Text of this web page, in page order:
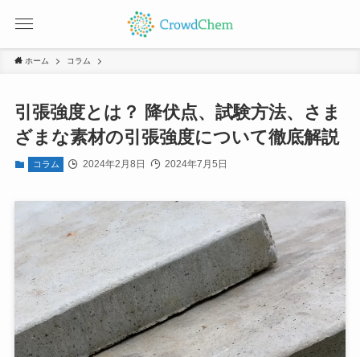
ホーム コラム
引張強度とは？ 降伏点、試験方法、さま
ざまな素材の引張強度について徹底解説
コラム 2024年2月8日 2024年7月5日